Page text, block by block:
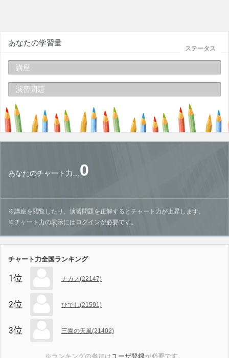
ステータス
あなたの学習量
講座
演習問題
あなたのチャート力… 0
※講座を閲覧したり、演習問題を正解するとチャート力が上昇します。
※チャート力の表示には ログインが必要です。
チャート力全国ランキング
1位 ナカノ(22147)
2位 ひでし(21591)
3位 三園の天風(21402)
※ランキングの参加はユーザ登録が必要です。